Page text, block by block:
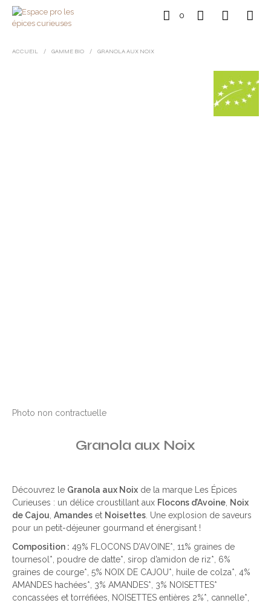
0
ACCUEIL / GAMME BIO / GRANOLA AUX NOIX
Photo non contractuelle
Granola aux Noix
Découvrez le Granola aux Noix de la marque Les Épices
Curieuses : un délice croustillant aux Flocons d’Avoine Noix
de Cajou Amandes et Noisettes . Une explosion de saveurs
pour un petit-déjeuner gourmand et énergisant !
Composition : 49% FLOCONS D’AVOINE*, 11% graines de
tournesol*, poudre de datte*, sirop d’amidon de riz*, 6%
graines de courge*, 5% NOIX DE CAJOU*, huile de colza*, 4%
AMANDES hachées*, 3% AMANDES*, 3% NOISETTES*
concassées et torréfiées, NOISETTES entières 2%*, cannelle*,